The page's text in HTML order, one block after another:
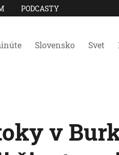
PODCASTY
Slovensko Svet
v